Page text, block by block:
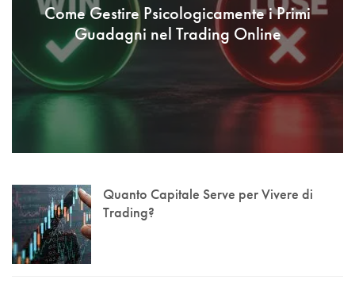
Come Gestire Psicologicamente i Primi
Guadagni nel Trading Online
Quanto Capitale Serve per Vivere di
Trading?